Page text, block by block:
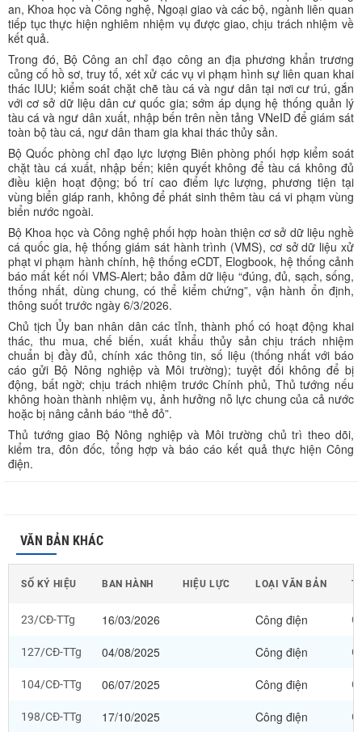
an, Khoa học và Công nghệ, Ngoại giao và các bộ, ngành liên quan
tiếp tục thực hiện nghiêm nhiệm vụ được giao, chịu trách nhiệm về
kết quả.
Trong đó, Bộ Công an chỉ đạo công an địa phương khẩn trương
củng cố hồ sơ, truy tố, xét xử các vụ vi phạm hình sự liên quan khai
thác IUU; kiểm soát chặt chẽ tàu cá và ngư dân tại nơi cư trú, gắn
với cơ sở dữ liệu dân cư quốc gia; sớm áp dụng hệ thống quản lý
tàu cá và ngư dân xuất, nhập bến trên nền tảng VNeID để giám sát
toàn bộ tàu cá, ngư dân tham gia khai thác thủy sản.
Bộ Quốc phòng chỉ đạo lực lượng Biên phòng phối hợp kiểm soát
chặt tàu cá xuất, nhập bến; kiên quyết không để tàu cá không đủ
điều kiện hoạt động; bố trí cao điểm lực lượng, phương tiện tại
vùng biển giáp ranh, không để phát sinh thêm tàu cá vi phạm vùng
biển nước ngoài.
Bộ Khoa học và Công nghệ phối hợp hoàn thiện cơ sở dữ liệu nghề
cá quốc gia, hệ thống giám sát hành trình (VMS), cơ sở dữ liệu xử
phạt vi phạm hành chính, hệ thống eCDT, Elogbook, hệ thống cảnh
báo mất kết nối VMS-Alert; bảo đảm dữ liệu “đúng, đủ, sạch, sống,
thống nhất, dùng chung, có thể kiểm chứng”, vận hành ổn định,
thông suốt trước ngày 6/3/2026.
Chủ tịch Ủy ban nhân dân các tỉnh, thành phố có hoạt động khai
thác, thu mua, chế biến, xuất khẩu thủy sản chịu trách nhiệm
chuẩn bị đầy đủ, chính xác thông tin, số liệu (thống nhất với báo
cáo gửi Bộ Nông nghiệp và Môi trường); tuyệt đối không để bị
động, bất ngờ; chịu trách nhiệm trước Chính phủ, Thủ tướng nếu
không hoàn thành nhiệm vụ, ảnh hưởng nỗ lực chung của cả nước
hoặc bị nâng cảnh báo “thẻ đỏ”.
Thủ tướng giao Bộ Nông nghiệp và Môi trường chủ trì theo dõi,
kiểm tra, đôn đốc, tổng hợp và báo cáo kết quả thực hiện Công
điện.
VĂN BẢN KHÁC
SỐ KÝ HIỆU BAN HÀNH HIỆU LỰC LOẠI VĂN BẢN
23/CĐ-TTg 16/03/2026 Công điện
127/CĐ-TTg 04/08/2025 Công điện
104/CĐ-TTg 06/07/2025 Công điện
198/CĐ-TTg 17/10/2025 Công điện